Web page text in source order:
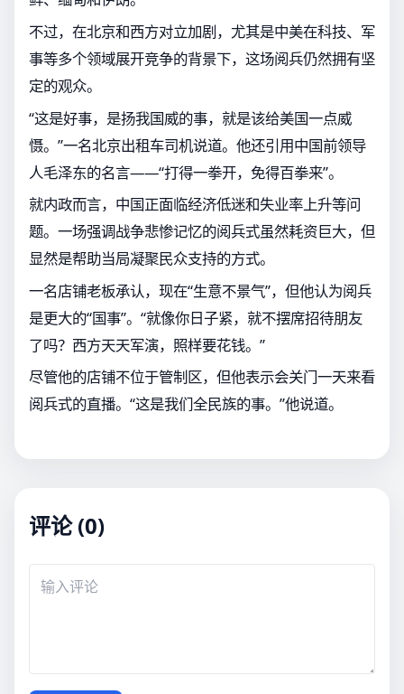
不过，在北京和西方对立加剧，尤其是中美在科技、军
事等多个领域展开竞争的背景下，这场阅兵仍然拥有坚
定的观众。
“这是好事，是扬我国威的事，就是该给美国一点威
慑。”一名北京出租车司机说道。他还引用中国前领导
人毛泽东的名言——“打得一拳开，免得百拳来”。
就内政而言，中国正面临经济低迷和失业率上升等问
题。一场强调战争悲惨记忆的阅兵式虽然耗资巨大，但
显然是帮助当局凝聚民众支持的方式。
一名店铺老板承认，现在“生意不景气”，但他认为阅兵
是更大的“国事”。“就像你日子紧，就不摆席招待朋友
了吗？西方天天军演，照样要花钱。”
尽管他的店铺不位于管制区，但他表示会关门一天来看
阅兵式的直播。“这是我们全民族的事。”他说道。
评论 (0)